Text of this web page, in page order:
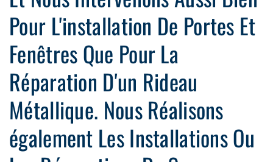
Pour L'installation De Portes Et
Fenêtres Que Pour La
Réparation D'un Rideau
Métallique. Nous Réalisons
également Les Installations Ou